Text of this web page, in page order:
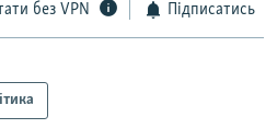
без VPN Підписатись